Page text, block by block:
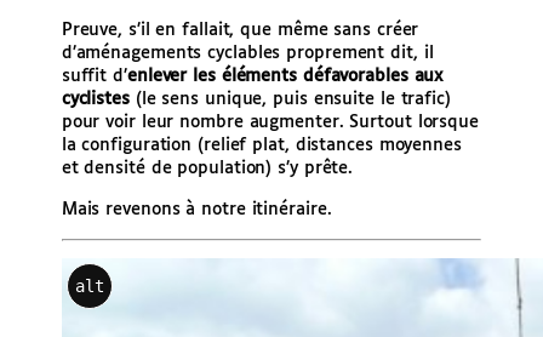
Preuve, s’il en fallait, que même sans créer
d’aménagements cyclables proprement dit, il
suffit d’enlever les éléments défavorables aux
cyclistes(le sens unique, puis ensuite le trafic)
pour voir leur nombre augmenter. Surtout lorsque
la configuration (relief plat, distances moyennes
et densité de population) s’y prête.
Mais revenons à notre itinéraire.
alt